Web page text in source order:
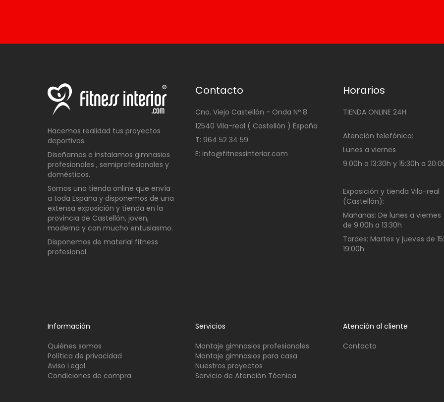
Hacemos realidad tus proyectos
deportivos.
Diseñamos e instalamos gimnasios
profesionales , semiprofesionales y
domésticos.
Somos una tienda online que envía
a toda España y disponemos de una
extensa exposición y tienda en la
provincia de Castellón, joven,
moderna y con mucho entusiasmo.
Disponemos de material fitness
profesional.
Contacto
Cno. Viejo Castellón - Onda Nº 8
12540 Vila-real ( Castellón ) España
T: 964 52 34 59
E: info@fitnessinterior.com
Horarios
TIENDA ONLINE 24H
Atención telefónica:
Lunes a viernes
9.00h a 13:30h y 15:30h a
Exposición y tienda Vila-real
(Castellón):
Mañanas: De lunes a viernes
de 9.00h a 13:30h
Tardes: Martes y jueves de
19:00h
Información
Quiénes somos
Política de privacidad
Aviso Legal
Condiciones de compra
Servicios
Montaje gimnasios profesionales
Montaje gimnasios para casa
Nuestros proyectos
Servicio de Atención Técnica
Atención al cliente
Contacto